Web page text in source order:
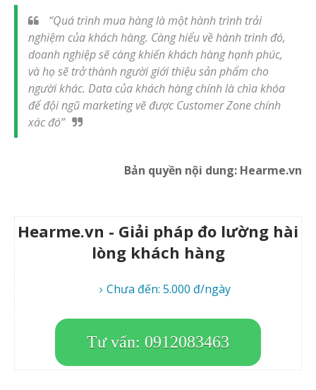
“Quá trình mua hàng là một hành trình trải
nghiệm của khách hàng. Càng hiểu về hành trình đó,
doanh nghiệp sẽ càng khiến khách hàng hạnh phúc,
và họ sẽ trở thành người giới thiệu sản phẩm cho
người khác. Data của khách hàng chính là chìa khóa
để đội ngũ marketing vẽ được Customer Zone chính
xác đó”
Bản quyền nội dung: Hearme.vn
Hearme.vn - Giải pháp đo lường hài
lòng khách hàng
Chưa đến: 5.000 đ/ngày
Tư vấn: 0912083463